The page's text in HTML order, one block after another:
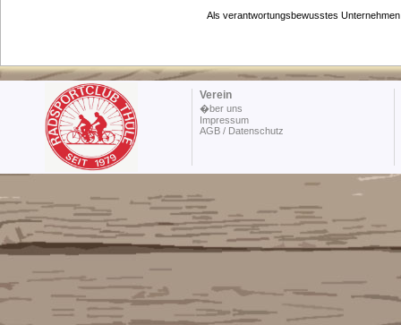
Als verantwortungsbewusstes
Verein
�ber uns
Impressum
AGB / Datenschutz